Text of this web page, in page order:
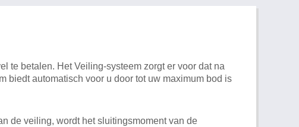
te betalen. Het Veiling-systeem zorgt er voor dat na
biedt automatisch voor u door tot uw maximum bod is
de veiling, wordt het sluitingsmoment van de